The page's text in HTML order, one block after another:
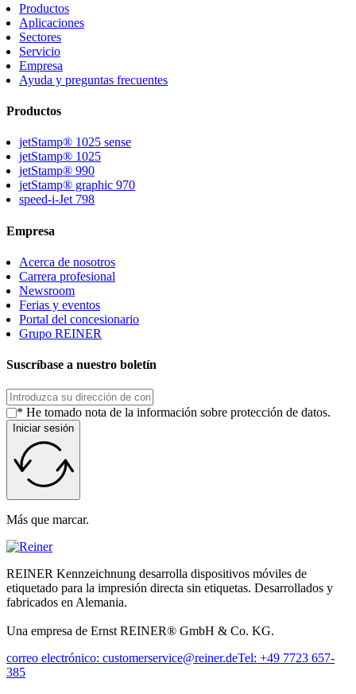
Productos
Aplicaciones
Sectores
Servicio
Empresa
Ayuda y preguntas frecuentes
Productos
jetStamp® 1025 sense
jetStamp® 1025
jetStamp® 990
jetStamp® graphic 970
speed-i-Jet 798
Empresa
Acerca de nosotros
Carrera profesional
Newsroom
Ferias y eventos
Portal del concesionario
Grupo REINER
Suscríbase a nuestro boletín
* He tomado nota de la información sobre protección de datos.
Iniciar sesión
Más que marcar.
REINER Kennzeichnung desarrolla dispositivos móviles de
etiquetado para la impresión directa sin etiquetas. Desarrollados y
fabricados en Alemania.
Una empresa de Ernst REINER® GmbH & Co. KG.
correo electrónico: customerservice@reiner.deTel: +49 7723 657-
385